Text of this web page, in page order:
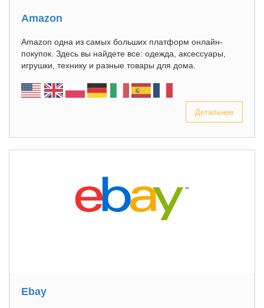
Amazon
Amazon одна из самых больших платформ онлайн-
покупок. Здесь вы найдете все: одежда, аксессуары,
игрушки, технику и разные товары для дома.
Детальнее
Ebay